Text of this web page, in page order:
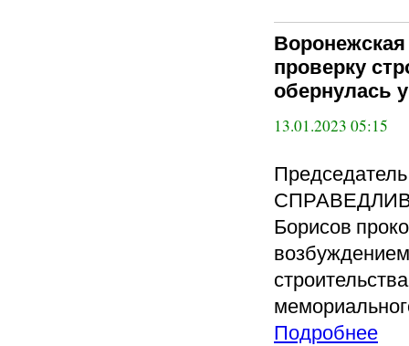
проверку
обернулась
13.01.2023 05:15
Борисов
Подробнее